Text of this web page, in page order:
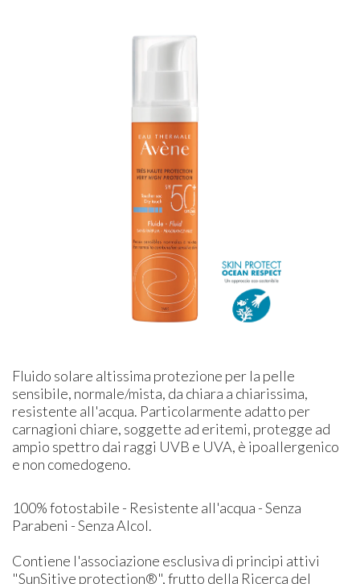
Fluido solare altissima protezione per la pelle
sensibile, normale/mista, da chiara a chiarissima,
resistente all'acqua. Particolarmente adatto per
carnagioni chiare, soggette ad eritemi, protegge ad
ampio spettro dai raggi UVB e UVA, è ipoallergenico
e non comedogeno.
100% fotostabile - Resistente all'acqua - Senza
Parabeni - Senza Alcol.
Contiene l'associazione esclusiva di principi attivi
"SunSitive protection®", frutto della Ricerca del